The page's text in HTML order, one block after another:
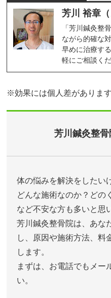
芳川 裕章
「芳川鍼灸整
ながら的確な
早めに治療す
軽にご相談くだ
※効果には個人差があります
芳川鍼灸整
体の悩みを解決をしたい
どんな施術なのか？どの
など不安な方も多いと思
芳川鍼灸整骨院は、あな
し、原因や施術方法、料
します。
まずは、お電話でもメー
い。